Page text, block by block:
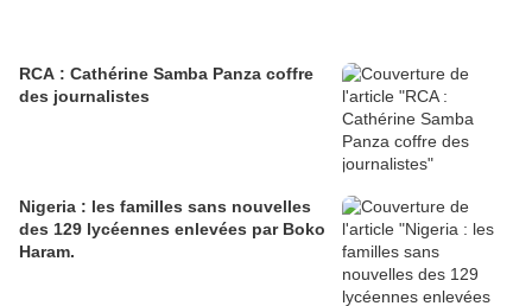
RCA : Cathérine Samba Panza coffre
des journalistes
Nigeria : les familles sans nouvelles
des 129 lycéennes enlevées par Boko
Haram.